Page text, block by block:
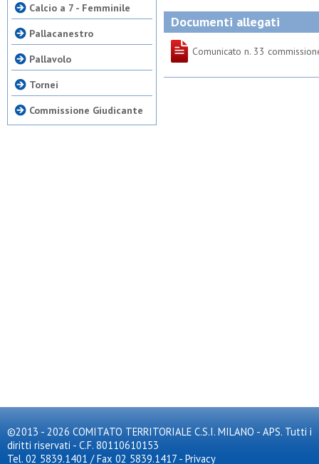
Calcio a 7 - Femminile
Pallacanestro
Pallavolo
Tornei
Commissione Giudicante
Documenti allegati
Comunicato n. 33
©2013 - 2026 COMITATO TERRITORIALE C.S.I. MILANO - APS. Tutti i
diritti riservati - C.F. 80110610153
Tel. 02 5839.1401 / Fax 02 5839.1417 - Privacy